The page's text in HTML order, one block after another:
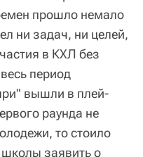
прошло немало
ни задач, ни целей,
в КХЛ без
период
вышли в плей-
раунда не
то стоило
заявить о